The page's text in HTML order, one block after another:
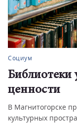
Социум
Библиотеки
ценности
В Магнитогорске
культурных